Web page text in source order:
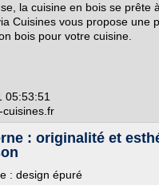
la cuisine en bois se prête
Cuisines vous propose une
bois pour votre cuisine.
05:53:51
cuisines.fr
: originalité et
: design épuré